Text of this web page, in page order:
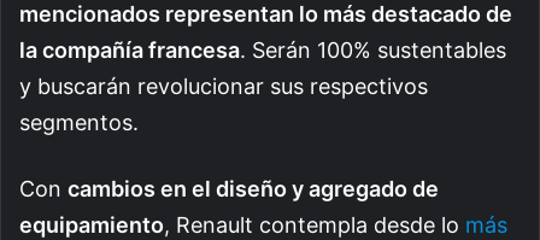
mencionados representan lo más destacado de
la compañía francesa. Serán 100% sustentables
y buscarán revolucionar sus respectivos
segmentos.
Con cambios en el diseño y agregado de
equipamiento, Renault contempla desde lo más